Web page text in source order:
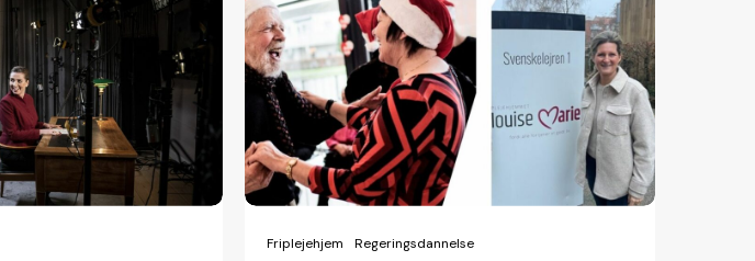
København
udviser
kommunen
julesind
overfor
de
ikke-
kommunale
Friplejehjem
Regeringsdannelse